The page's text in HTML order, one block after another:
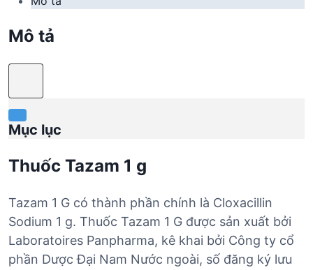
Mô tả
Mục lục
Thuốc Tazam 1 g
Tazam 1 G có thành phần chính là Cloxacillin
Sodium 1 g. Thuốc Tazam 1 G được sản xuất bởi
Laboratoires Panpharma, kê khai bởi Công ty cổ
phần Dược Đại Nam Nước ngoài, số đăng ký lưu